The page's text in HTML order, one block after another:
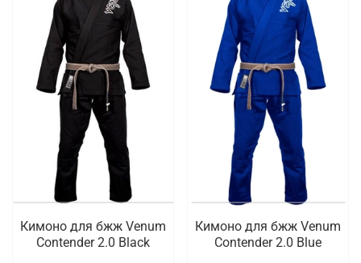
Кимоно для бжж Venum
Contender 2.0 Black
Кимоно для бжж Venum
Contender 2.0 Blue